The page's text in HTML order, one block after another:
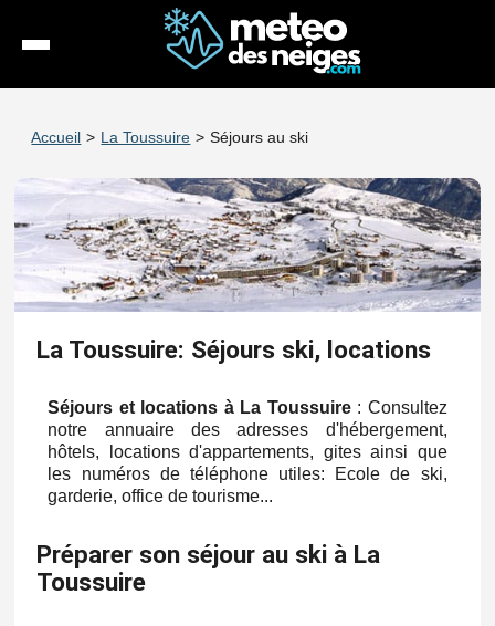
Stations
Webcams
Accueil > La Toussuire > Séjours au ski
La Toussuire: Séjours ski, locations
Séjours et locations à La Toussuire: Consultez
notre annuaire des adresses d'hébergement,
hôtels, locations d'appartements, gites ainsi que
les numéros de téléphone utiles: Ecole de ski,
garderie, office de tourisme...
Préparer son séjour au ski à La
Toussuire